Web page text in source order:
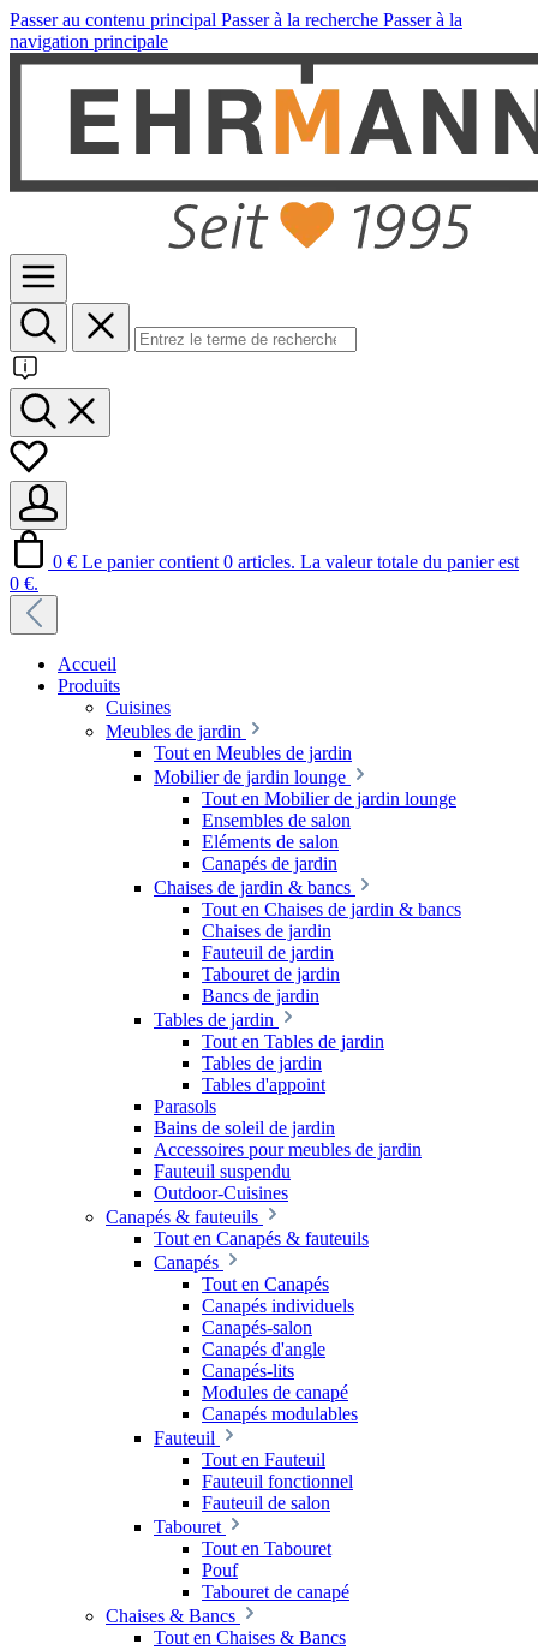
Passer au contenu principal Passer à la recherche Passer à la
navigation principale
0 € Le panier contient 0 articles. La valeur totale du panier est
0 €.
Accueil
Produits
Cuisines
Meubles de jardin
Tout en Meubles de jardin
Mobilier de jardin lounge
Tout en Mobilier de jardin lounge
Ensembles de salon
Eléments de salon
Canapés de jardin
Chaises de jardin & bancs
Tout en Chaises de jardin & bancs
Chaises de jardin
Fauteuil de jardin
Tabouret de jardin
Bancs de jardin
Tables de jardin
Tout en Tables de jardin
Tables de jardin
Tables d'appoint
Parasols
Bains de soleil de jardin
Accessoires pour meubles de jardin
Fauteuil suspendu
Outdoor-Cuisines
Canapés & fauteuils
Tout en Canapés & fauteuils
Canapés
Tout en Canapés
Canapés individuels
Canapés-salon
Canapés d'angle
Canapés-lits
Modules de canapé
Canapés modulables
Fauteuil
Tout en Fauteuil
Fauteuil fonctionnel
Fauteuil de salon
Tabouret
Tout en Tabouret
Pouf
Tabouret de canapé
Chaises & Bancs
Tout en Chaises & Bancs